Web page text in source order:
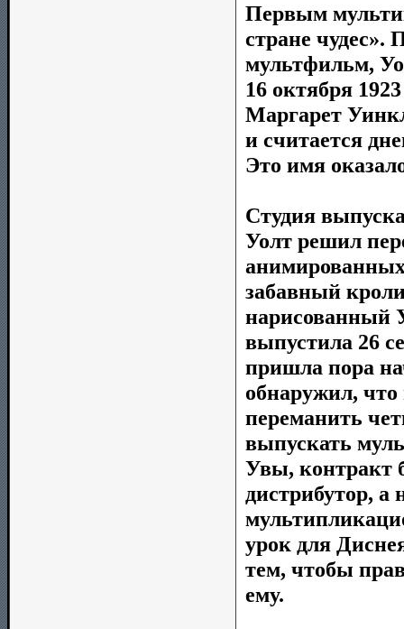
Первым
стране чудес».
мультфильм,
16 октября
Маргарет
и считается
Это имя
Студия
Уолт решил
забавный
нарисованный
выпустила 26
пришла пора
обнаружил,
переманить
выпускать
Увы, контракт
дистрибутор, а
урок для
тем, чтобы
ему.